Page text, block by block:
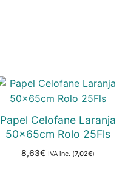
Papel Celofane Laranja
50x65cm Rolo 25Fls
8,63€ IVA inc. (7,02€)